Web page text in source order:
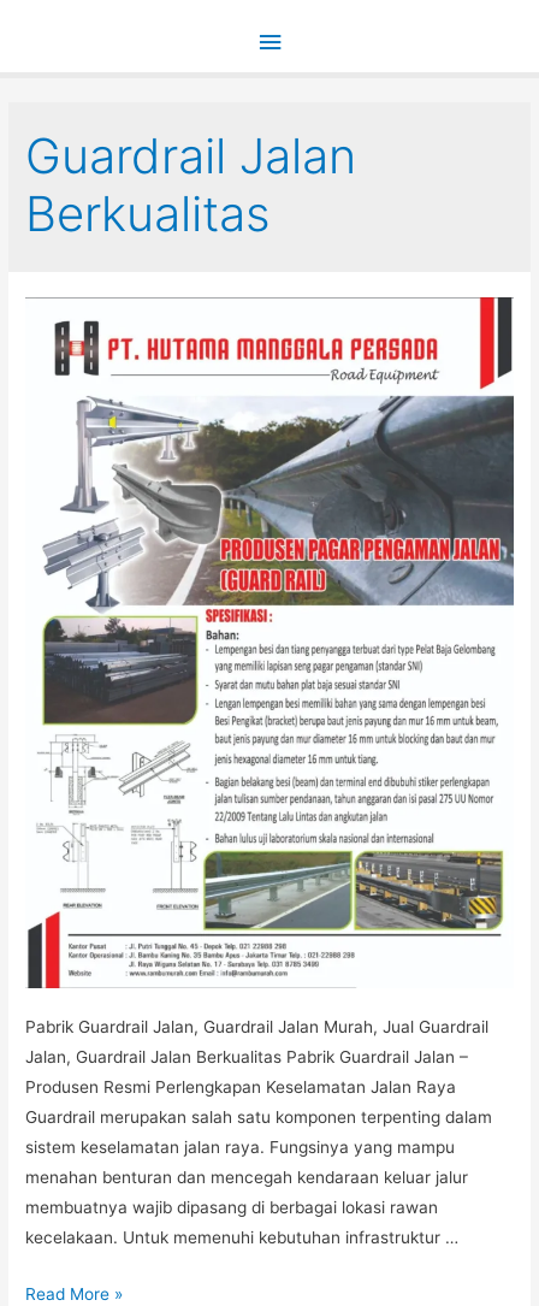
Main
Guardrail Jalan
Berkualitas
Pabrik Guardrail Jalan, Guardrail Jalan Murah, Jual Guardrail
Jalan, Guardrail Jalan Berkualitas Pabrik Guardrail Jalan –
Produsen Resmi Perlengkapan Keselamatan Jalan Raya
Guardrail merupakan salah satu komponen terpenting dalam
sistem keselamatan jalan raya. Fungsinya yang mampu
menahan benturan dan mencegah kendaraan keluar jalur
membuatnya wajib dipasang di berbagai lokasi rawan
kecelakaan. Untuk memenuhi kebutuhan infrastruktur …
Pabrik
Read More »